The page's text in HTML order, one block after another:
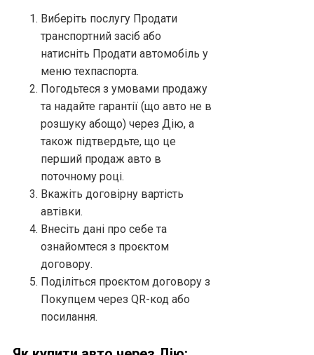
Виберіть послугу Продати
транспортний засіб або
натисніть Продати автомобіль у
меню техпаспорта.
Погодьтеся з умовами продажу
та надайте гарантії (що авто не в
розшуку абощо) через Дію, а
також підтвердьте, що це
перший продаж авто в
поточному році.
Вкажіть договірну вартість
автівки.
Внесіть дані про себе та
ознайомтеся з проєктом
договору.
Поділіться проєктом договору з
Покупцем через QR-код або
посилання.